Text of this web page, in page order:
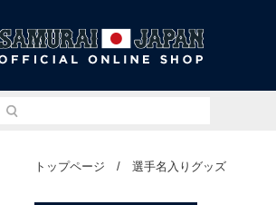
侍ジ
トップページ / 選手名入りグッズ